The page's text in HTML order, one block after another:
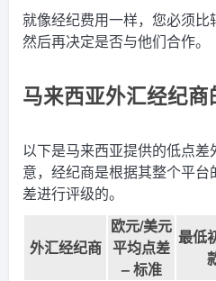
就像经纪费用一样，您必须比
然后再决定是否与他们合作。
马来西亚外汇经纪
以下是马来西亚提供的低点
意，经纪商是根据其整个平
差进行评级的。
外汇经纪商
欧元/美元
平均点差
– 标准
最低